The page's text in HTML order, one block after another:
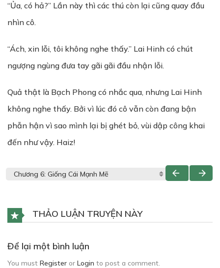
“Ủa, có hả?” Lần này thì các thú còn lại cũng quay đầu
nhìn cô.
“Ách, xin lỗi, tôi không nghe thấy.” Lai Hinh có chút
ngượng ngùng đưa tay gãi gãi đầu nhận lỗi.
Quả thật là Bạch Phong có nhắc qua, nhưng Lai Hinh
không nghe thấy. Bởi vì lúc đó cô vẫn còn đang bận
phẫn hận vì sao mình lại bị ghét bỏ, vùi dập công khai
đến như vậy. Haiz!
THẢO LUẬN TRUYỆN NÀY
Để lại một bình luận
You must Register or Login to post a comment.